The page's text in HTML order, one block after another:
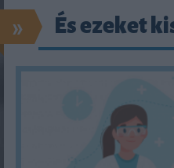
» És ezeket